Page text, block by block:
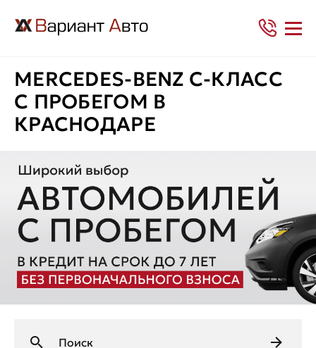
MERCEDES-BENZ C-КЛАСС
С ПРОБЕГОМ В
КРАСНОДАРЕ